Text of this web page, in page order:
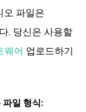
오 파일은
. 당신은 사용할
웨어 업로드하기
파일 형식: